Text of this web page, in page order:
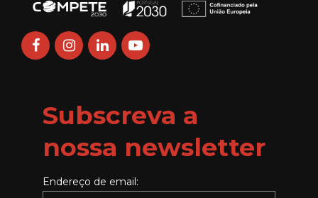
Subscreva a
nossa newsletter
Endereço de email: